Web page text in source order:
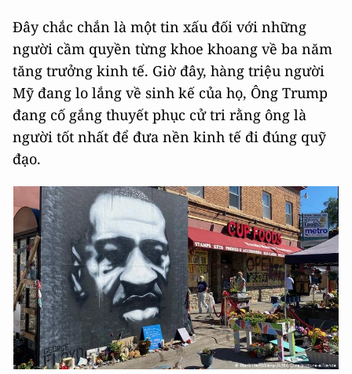
Đây chắc chắn là một tin xấu đối với những
người cầm quyền từng khoe khoang về ba năm
tăng trưởng kinh tế. Giờ đây, hàng triệu người
Mỹ đang lo lắng về sinh kế của họ, Ông Trump
đang cố gắng thuyết phục cử tri rằng ông là
người tốt nhất để đưa nền kinh tế đi đúng quỹ
đạo.